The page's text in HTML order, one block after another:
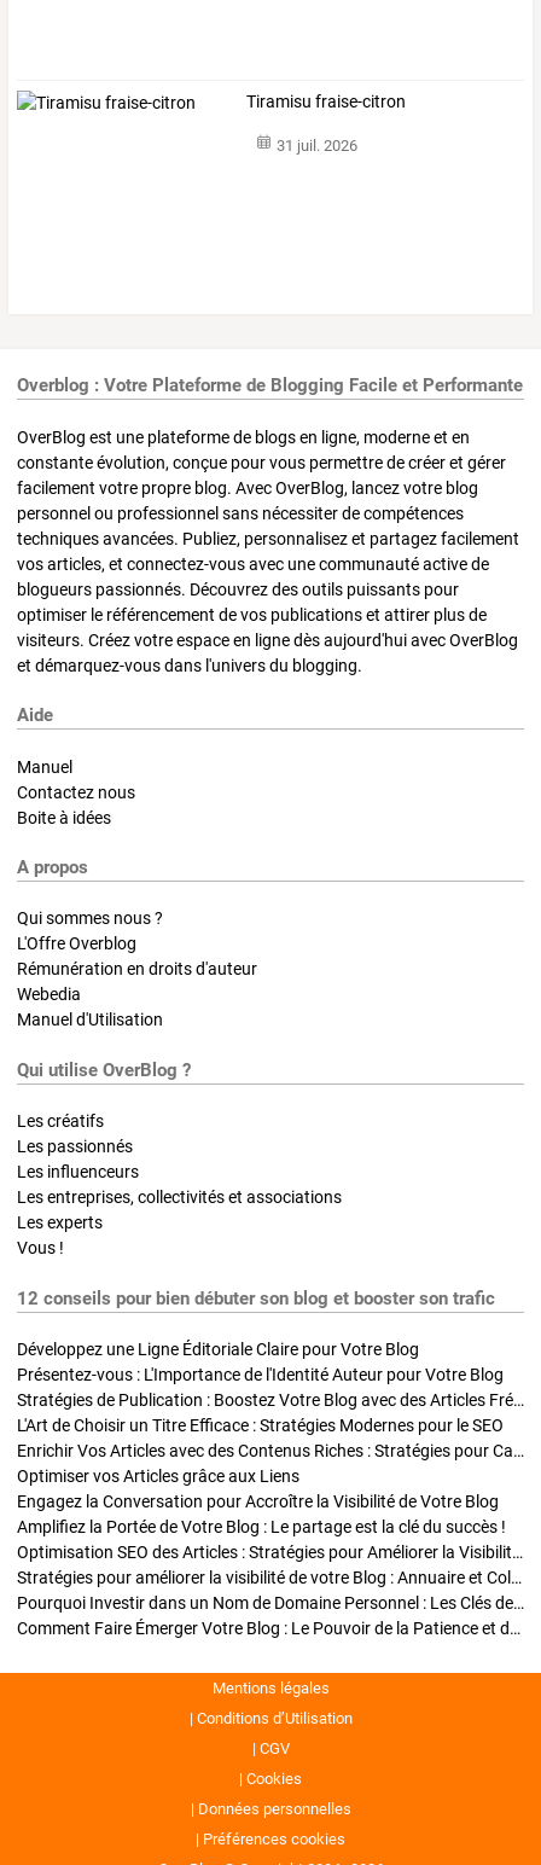
Tiramisu fraise-citron
31 juil. 2026
Overblog : Votre Plateforme de Blogging Facile et Performante
OverBlog est une plateforme de blogs en ligne, moderne et en
constante évolution, conçue pour vous permettre de créer et gérer
facilement votre propre blog. Avec OverBlog, lancez votre blog
personnel ou professionnel sans nécessiter de compétences
techniques avancées. Publiez, personnalisez et partagez facilement
vos articles, et connectez-vous avec une communauté active de
blogueurs passionnés. Découvrez des outils puissants pour
optimiser le référencement de vos publications et attirer plus de
visiteurs. Créez votre espace en ligne dès aujourd'hui avec OverBlog
et démarquez-vous dans l'univers du blogging.
Aide
Manuel
Contactez nous
Boite à idées
A propos
Qui sommes nous ?
L'Offre Overblog
Rémunération en droits d'auteur
Webedia
Manuel d'Utilisation
Qui utilise OverBlog ?
Les créatifs
Les passionnés
Les influenceurs
Les entreprises, collectivités et associations
Les experts
Vous !
12 conseils pour bien débuter son blog et booster son trafic
Développez une Ligne Éditoriale Claire pour Votre Blog
Présentez-vous : L'Importance de l'Identité Auteur pour Votre Blog
Stratégies de Publication : Boostez Votre Blog avec des Articles Fréquents et Exclusifs
L'Art de Choisir un Titre Efficace : Stratégies Modernes pour le SEO
Enrichir Vos Articles avec des Contenus Riches : Stratégies pour Captiver et Optimiser
Optimiser vos Articles grâce aux Liens
Engagez la Conversation pour Accroître la Visibilité de Votre Blog
Amplifiez la Portée de Votre Blog : Le partage est la clé du succès !
Optimisation SEO des Articles : Stratégies pour Améliorer la Visibilité de Votre Blog
Stratégies pour améliorer la visibilité de votre Blog : Annuaire et Collaborations
Pourquoi Investir dans un Nom de Domaine Personnel : Les Clés de la Réussite de Votre Blog
Comment Faire Émerger Votre Blog : Le Pouvoir de la Patience et de la Persévérance
Mentions légales
Conditions d’Utilisation
CGV
Cookies
Données personnelles
Préférences cookies